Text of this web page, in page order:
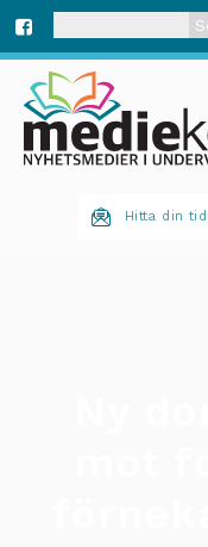
ce
När automatisk
Hitta din